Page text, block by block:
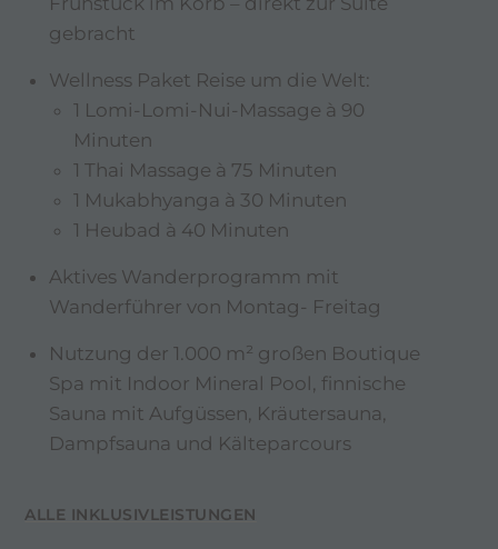
gebracht
Wellness Paket Reise um die Welt:
1 Lomi-Lomi-Nui-Massage à 90
Minuten
1 Thai Massage à 75 Minuten
1 Mukabhyanga à 30 Minuten
1 Heubad à 40 Minuten
Aktives Wanderprogramm mit
Wanderführer von Montag- Freitag
Nutzung der 1.000 m² großen Boutique
Spa mit Indoor Mineral Pool, finnische
Sauna mit Aufgüssen, Kräutersauna,
Dampfsauna und Kälteparcours
ALLE INKLUSIVLEISTUNGEN